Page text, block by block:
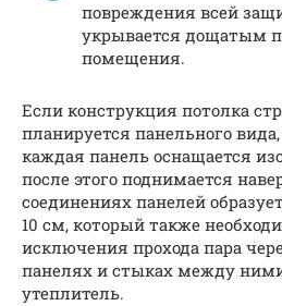
повреждения всей
укрывается дощатым
помещения.
Если конструкция потолка
планируется панельного
каждая панель оснащается
после этого поднимается
соединениях панелей
10 см, который также
исключения прохода пара
панелях и стыках между
утеплитель.